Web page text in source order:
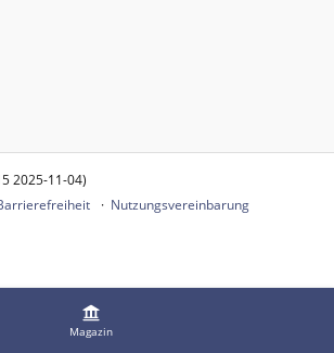
Magazin
2025-11-04)
Nutzungsvereinbarung